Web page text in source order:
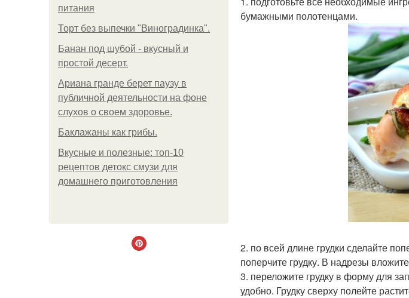
питания
Торт без выпечки "Виноградинка".
Банан под шубой - вкусный и
простой десерт.
Ариана гранде берет паузу в
публичной деятельности на фоне
слухов о своем здоровье.
Баклажаны как грибы.
Вкусные и полезные: топ-10
рецептов детокс смузи для
домашнего приготовления
бумажными полотенцами.
2. по всей длине грудки сделайте
поперчите грудку. В надрезы
3. переложите грудку в форму для
удобно. Грудку сверху полейте